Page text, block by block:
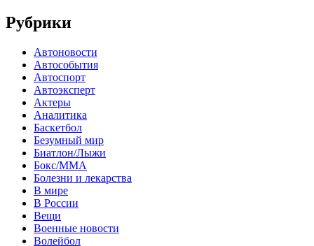
Рубрики
Автоновости
Автособытия
Автоспорт
Автоэксперт
Актеры
Аналитика
Баскетбол
Безумный мир
Биатлон/Лыжи
Бокс/MMA
Болезни и лекарства
В мире
В России
Вещи
Военные новости
Волейбол